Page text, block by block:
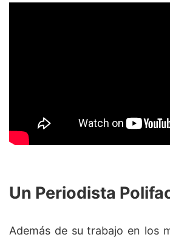
Un Periodista
Además de su trabajo en los